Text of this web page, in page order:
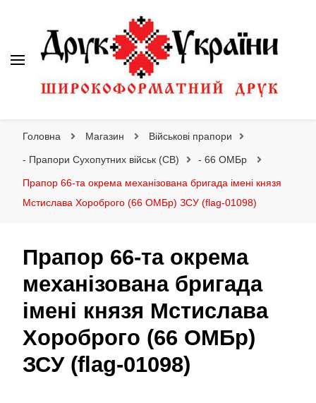
Головна Магазин Військові прапори
- Прапори Сухопутних військ (СВ) - 66 ОМБр
Прапор 66-та окрема механізована бригада імені князя
Мстислава Хороброго (66 ОМБр) ЗСУ (flag-01098)
Прапор 66-та окрема
механізована бригада
імені князя Мстислава
Хороброго (66 ОМБр)
ЗСУ (flag-01098)